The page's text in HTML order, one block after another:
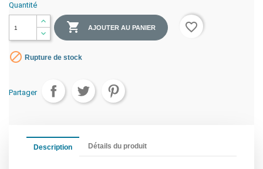
Quantité
 AJOUTER AU PANIER favorite_border
 Rupture de stock
Partager
Description Détails du produit